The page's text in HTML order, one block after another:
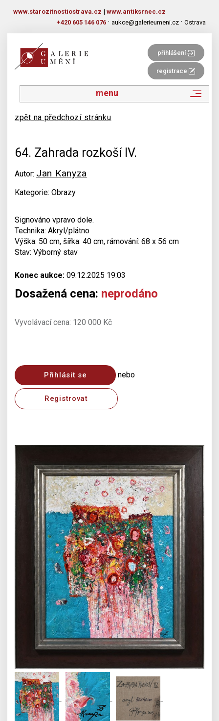
www.starozitnostiostrava.cz | www.antiksrnec.cz
+420 605 146 076 · aukce@galerieumeni.cz · Ostrava
přihlášení
registrace
menu
zpět na předchozí stránku
64. Zahrada rozkoší IV.
Autor: Jan Kanyza
Kategorie: Obrazy
Signováno vpravo dole.
Technika: Akryl/plátno
Výška: 50 cm, šířka: 40 cm, rámování: 68 x 56 cm
Stav: Výborný stav
Konec aukce: 09.12.2025 19:03
Dosažená cena: neprodáno
Vyvolávací cena: 120 000 Kč
Přihlásit se nebo
Registrovat